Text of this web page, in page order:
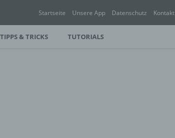
Startseite Unsere App Datenschutz Kontakt
TIPPS & TRICKS TUTORIALS